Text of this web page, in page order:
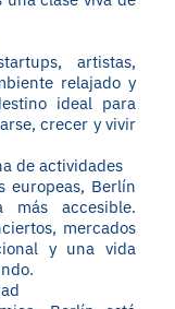
artistas,
relajado y
ideal para
crecer y vivir
de actividades
europeas, Berlín
accesible.
mercados
y una vida